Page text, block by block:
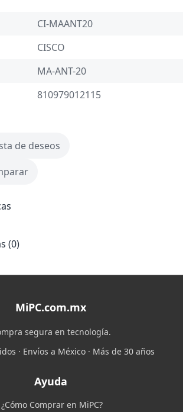
CI-MAANT20
CISCO
MA-ANT-20
810979012115
de deseos
(0)
MiPC.com.mx
segura en tecnología.
· Envíos a México · Más de 30 años
Ayuda
¿Cómo Comprar en MiPC?